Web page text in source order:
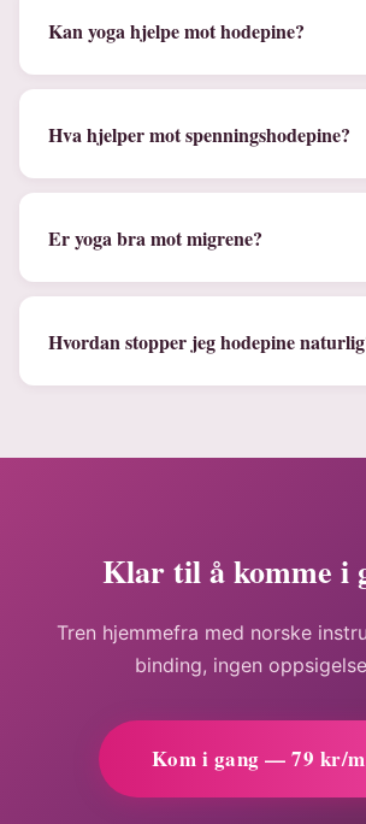
Kan yoga hjelpe mot hodepine?
Hva hjelper mot spenningshodepine?
Er yoga bra mot migrene?
Hvordan stopper jeg hodepine
Klar til å komme i
Tren hjemmefra med norske
binding, ingen
Kom i gang — 79 kr/